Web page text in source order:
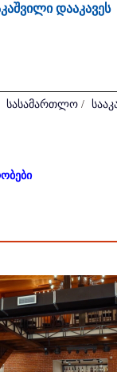
დააკავეს
სასამართლო /